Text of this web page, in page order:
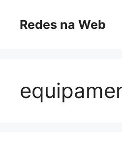
Redes na Web